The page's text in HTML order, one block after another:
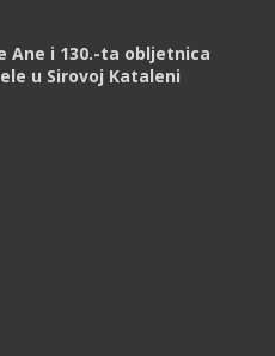
Ane i 130.-ta obljetnica
u Sirovoj Kataleni